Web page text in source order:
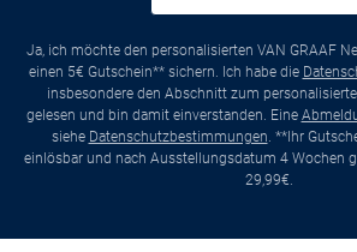
Ja, ich möchte den personalisierten VAN GRAAF
einen 5€ Gutschein** sichern. Ich habe die
insbesondere den Abschnitt zum
gelesen und bin damit einverstanden. Eine
siehe Datenschutzbestimmungen. **Ihr
einlösbar und nach Ausstellungsdatum 4 Wochen
29,99€.